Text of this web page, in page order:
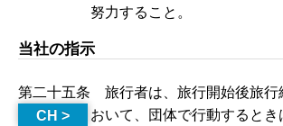
努力すること。
当社の指示
第二十五条 旅行者は、旅行開始後旅行
おいて、団体で行動すると
CH >